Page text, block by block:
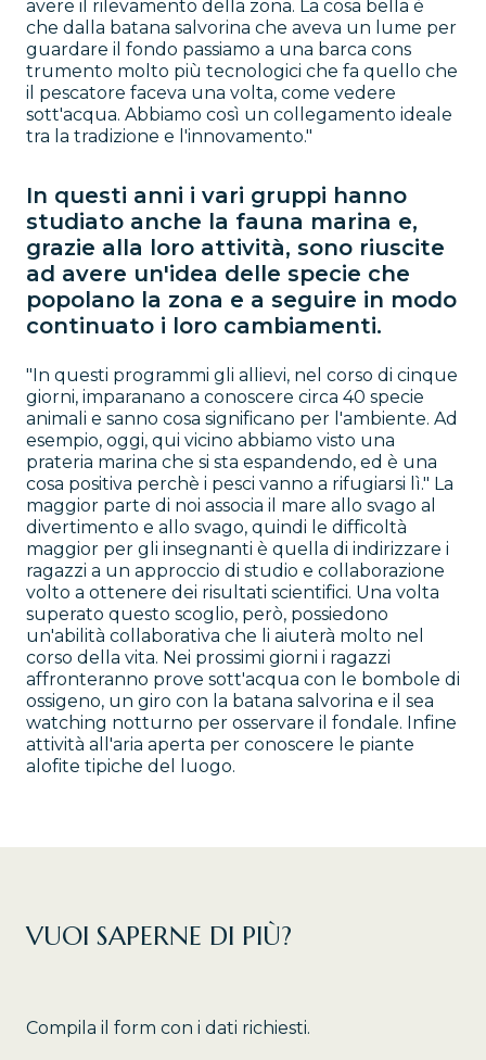
avere il rilevamento della zona. La cosa bella è
che dalla batana salvorina che aveva un lume per
guardare il fondo passiamo a una barca cons
trumento molto più tecnologici che fa quello che
il pescatore faceva una volta, come vedere
sott'acqua. Abbiamo così un collegamento ideale
tra la tradizione e l'innovamento."
In questi anni i vari gruppi hanno
studiato anche la fauna marina e,
grazie alla loro attività, sono riuscite
ad avere un'idea delle specie che
popolano la zona e a seguire in modo
continuato i loro cambiamenti.
"In questi programmi gli allievi, nel corso di cinque
giorni, imparanano a conoscere circa 40 specie
animali e sanno cosa significano per l'ambiente. Ad
esempio, oggi, qui vicino abbiamo visto una
prateria marina che si sta espandendo, ed è una
cosa positiva perchè i pesci vanno a rifugiarsi lì." La
maggior parte di noi associa il mare allo svago al
divertimento e allo svago, quindi le difficoltà
maggior per gli insegnanti è quella di indirizzare i
ragazzi a un approccio di studio e collaborazione
volto a ottenere dei risultati scientifici. Una volta
superato questo scoglio, però, possiedono
un'abilità collaborativa che li aiuterà molto nel
corso della vita. Nei prossimi giorni i ragazzi
affronteranno prove sott'acqua con le bombole di
ossigeno, un giro con la batana salvorina e il sea
watching notturno per osservare il fondale. Infine
attività all'aria aperta per conoscere le piante
alofite tipiche del luogo.
VUOI SAPERNE DI PIÙ?
Compila il form con i dati richiesti.